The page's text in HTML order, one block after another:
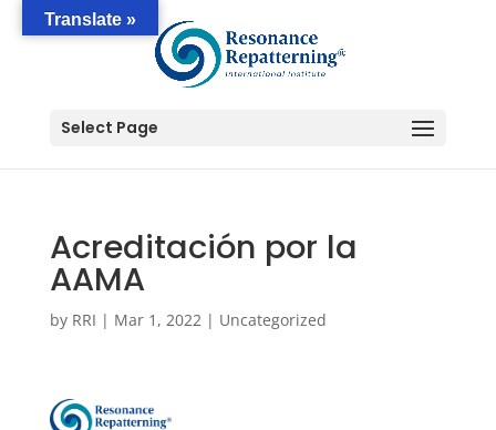
Select Page
Acreditación por la
AAMA
by RRI | Mar 1, 2022| Uncategorized
Translate »